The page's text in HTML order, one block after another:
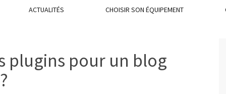
ACTUALITÉS CHOISIR SON ÉQUIPEMENT
plugins pour un blog